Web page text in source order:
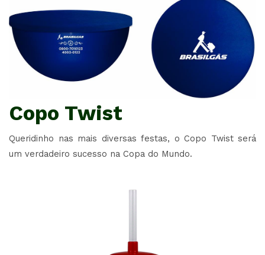
Copo Twist
Queridinho nas mais diversas festas, o Copo Twist será
um verdadeiro sucesso na Copa do Mundo.